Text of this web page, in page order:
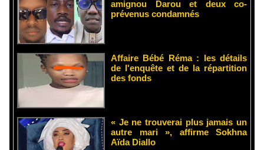
amignou Darou et deux co-
prévenus condamnés
Affaire Bébé Réma : les détails
de l'enquête et de la répartition
des fonds
« Je ne trouverai plus jamais un
autre mari », affirme Sokhna
Aïda Diallo